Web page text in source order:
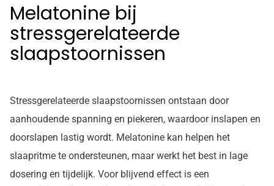
Melatonine bij
stressgerelateerde
slaapstoornissen
Stressgerelateerde slaapstoornissen ontstaan door
aanhoudende spanning en piekeren, waardoor inslapen en
doorslapen lastig wordt. Melatonine kan helpen het
slaapritme te ondersteunen, maar werkt het best in lage
dosering en tijdelijk. Voor blijvend effect is een